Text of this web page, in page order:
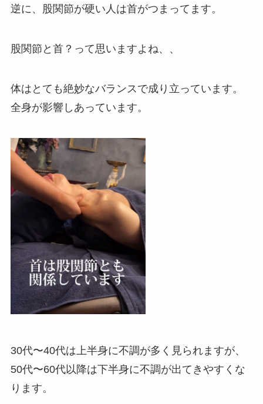
逆に、股関節が硬い人は首がつまってます。
股関節と首？って思いますよね、、
体はとても絶妙なバランスで成り立っています。
全身が影響しあっています。
30代〜40代は上半身に不調が多く見られますが、
50代〜60代以降は下半身に不調が出てきやすくな
ります。